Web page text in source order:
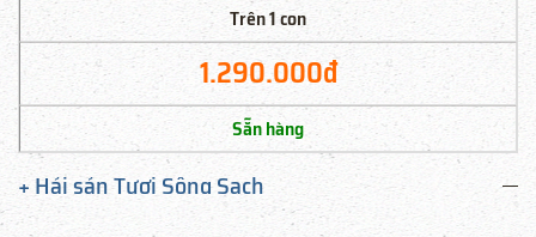
Trên 1 con
1.290.000đ
Sẵn hàng
+ Hải sản Tươi Sống Sạch